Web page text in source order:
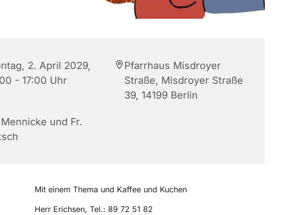
2. April 2029,
- 17:00 Uhr
Pfarrhaus Misdroyer
Straße, Misdroyer Straße
39, 14199 Berlin
und Fr.
Mit einem Thema und Kaffee und Kuchen
Herr Erichsen, Tel.: 89 72 51 82